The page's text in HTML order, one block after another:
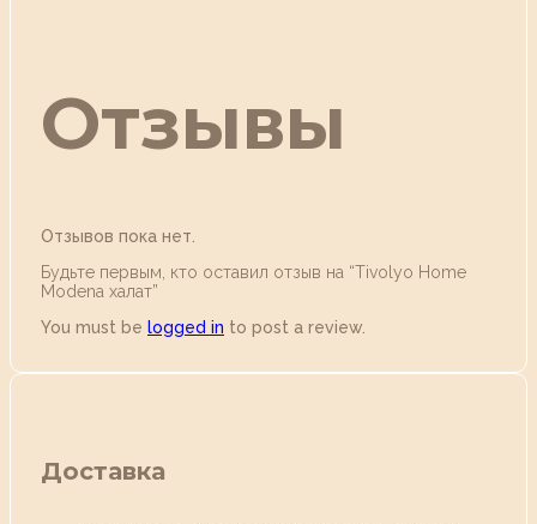
Отзывы
Отзывов пока нет.
Будьте первым, кто оставил отзыв на “Tivolyo Home
Modena халат”
You must be logged in to post a review.
Доставка